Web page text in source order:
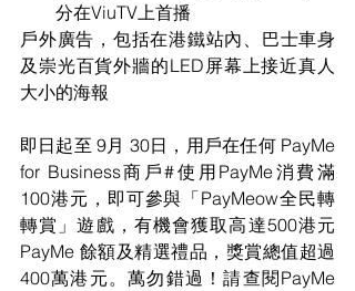
分在ViuTV上首播
戶外廣告，包括在港鐵站內、巴士車身
及崇光百貨外牆的LED屏幕上接近真人
大小的海報
即日起至 9月 30日，用戶在任何 PayMe
for Business商戶#使用PayMe消費滿
100港元，即可參與「PayMeow全民轉
轉賞」遊戲，有機會獲取高達500港元
PayMe 餘額及精選禮品，獎賞總值超過
400萬港元。萬勿錯過！請查閱PayMe